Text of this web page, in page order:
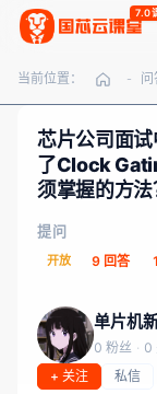
7.0
当前位置： - 问
芯片公司面
了Clock
须掌握的方法
提问
开放 9 回答
单片机
0 粉丝 · 0
+ 关注
私信